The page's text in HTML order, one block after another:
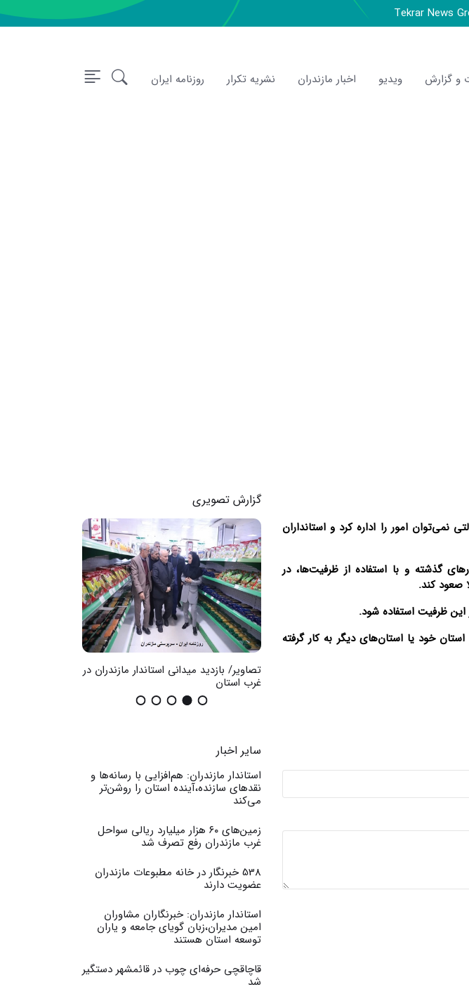
Tekrar News
و گزارش ویدیو اخبار مازندران نشریه تکرار روزنامه ایران
نمی‌توان امور را اداره کرد و استانداران
گذشته و با استفاده از ظرفیت‌ها، در
صعود کند.
این ظرفیت استفاده شود.
خود یا استان‌های دیگر به کار گرفته
گزارش تصویری
تصاویر/ بازدید میدانی استاندار مازندران در
غرب استان
سایر اخبار
استاندار مازندران: هم‌افزایی با رسانه‌ها و
نقدهای سازنده،آینده استان را روشن‌تر
می‌کند
زمین‌های ۶۰ هزار میلیارد ریالی سواحل
غرب مازندران رفع تصرف شد
538 خبرنگار در خانه مطبوعات مازندران
عضویت دارند
استاندار مازندران: خبرنگاران مشاوران
امین مدیران،زبان گویای جامعه و یاران
توسعه استان هستند
قاچاقچی حرفه‌ای چوب در قائمشهر دستگیر
شد